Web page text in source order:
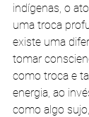
indígenas, o
uma troca
existe uma
tomar
como troca e
energia, ao
como algo